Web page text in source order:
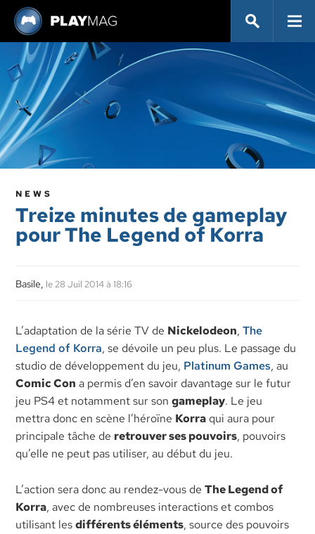
NEWS
Treize minutes de gameplay
pour The Legend of Korra
Basile, le 28 Juil 2014 à 18:16
L’adaptation de la série TV de Nickelodeon,The
Legend of Korra, se dévoile un peu plus. Le passage du
studio de développement du jeu, Platinum Games, au
Comic Con a permis d’en savoir davantage sur le futur
jeu PS4 et notamment sur songameplay. Le jeu
mettra donc en scène l’héroïne Korra qui aura pour
principale tâche de retrouver ses pouvoirs, pouvoirs
qu’elle ne peut pas utiliser, au début du jeu.
L’action sera donc au rendez-vous deThe Legend of
Korra, avec de nombreuses interactions et combos
utilisant lesdifférents éléments, source des pouvoirs